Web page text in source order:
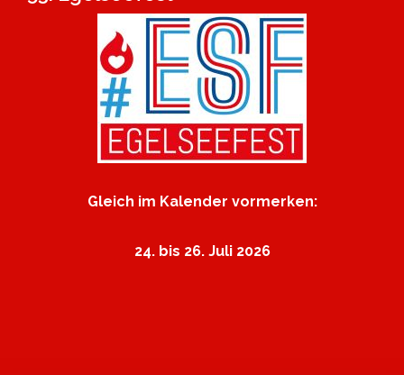
Gleich im Kalender vormerken:
24. bis 26. Juli 2026